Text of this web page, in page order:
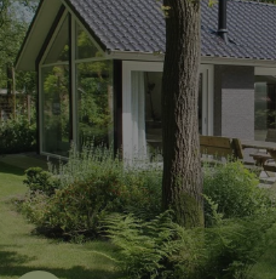
Dit natuurhuisje is eco-